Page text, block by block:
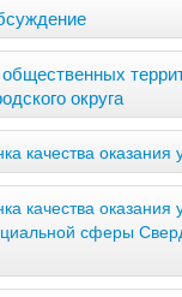
округа
качества оказания
качества оказания
сферы